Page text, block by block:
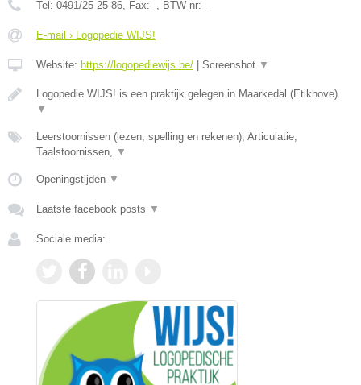
Tel: 0491/25 25 86, Fax: -, BTW-nr: -
E-mail › Logopedie WIJS!
Website: https://logopediewijs.be/ Screenshot ▼
Logopedie WIJS! is een praktijk gelegen in Maarkedal (Etikhove).
▼
Leerstoornissen (lezen, spelling en rekenen), Articulatie,
Taalstoornissen, ▼
Openingstijden ▼
Laatste facebook posts ▼
Sociale media: